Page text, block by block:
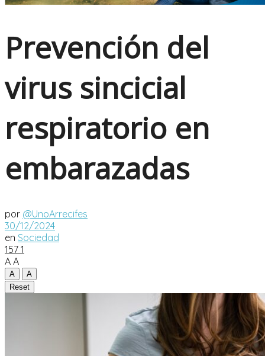
Prevención del
virus sincicial
respiratorio en
embarazadas
por @UnoArrecifes
30/12/2024
en Sociedad
157 1
A A
A
A
Reset